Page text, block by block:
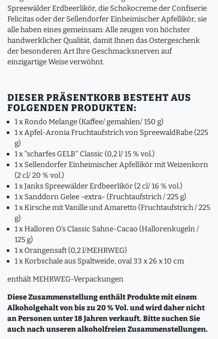
Spreewälder Erdbeerlikör, die Schokocreme der Confiserie
Felicitas oder der Sellendorfer Einheimischer Apfellikör, sie
alle haben eines gemeinsam: Alle zeugen von höchster
handwerklicher Qualität, damit Ihnen das Ostergeschenk
der besonderen Art Ihre Geschmacksnerven auf
einzigartige Weise verwöhnt.
DIESER PRÄSENTKORB BESTEHT AUS
FOLGENDEN PRODUKTEN:
1 x Rondo Melange (Kaffee/ gemahlen/ 150 g)
1 x Apfel-Aronia Fruchtaufstrich von SpreewaldRabe (225
g)
1 x "scharfes GELB" Classic (0,2 l/ 15 % vol.)
1 x Sellendorfer Einheimischer Apfellikör mit Weizenkorn
(2 cl/ 20 % vol.)
1 x Janks Spreewälder Erdbeerlikör (2 cl/ 16 % vol.)
1 x Sanddorn Gelee -extra- (Fruchtaufstrich / 225 g)
1 x Kirsche mit Vanille und Amaretto (Fruchtaufstrich / 225
g)
1 x Halloren O's Classic Sahne-Cacao (Hallorenkugeln /
125 g)
1 x Orangensaft (0,2 l/MEHRWEG)
1 x Korbschale aus Spaltweide, oval 33 x 26 x 10 cm
enthält MEHRWEG-Verpackungen
Diese Zusammenstellung enthält Produkte mit einem
Alkoholgehalt von bis zu 20 % Vol. und wird daher nicht
an Personen unter 18 Jahren verkauft. Bitte suchen Sie
auch nach unseren alkoholfreien Zusammenstellungen.